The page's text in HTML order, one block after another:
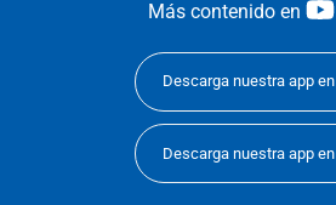
Más contenido en
Descarga nuestra app en
Descarga nuestra app en